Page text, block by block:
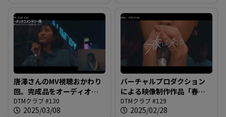
唐澤さんのMV視聴おかわり
回。完成品をオーディオコ
メンタリーっぽくお届け＠
DTMクラブ #130
DTMクラブ #130
2025/03/08
バーチャルプロダクション
による映像制作作品「春は
来る / DTM CLUB」完成披露
試写会＠DTMクラブ #129
DTMクラブ #129
2025/02/28